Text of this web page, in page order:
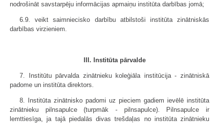
nodrošināt savstarpēju informācijas apmaiņu institūta darbības jomā;
6.9. veikt saimniecisko darbību atbilstoši institūta zinātniskās
darbības virzieniem.
III. Institūta pārvalde
7. Institūtu pārvalda zinātnieku koleģiāla institūcija - zinātniskā
padome un institūta direktors.
8. Institūta zinātnisko padomi uz pieciem gadiem ievēlē institūta
zinātnieku pilnsapulce (turpmāk - pilnsapulce). Pilnsapulce ir
lemttiesīga, ja tajā piedalās divas trešdaļas no institūta zinātnieku